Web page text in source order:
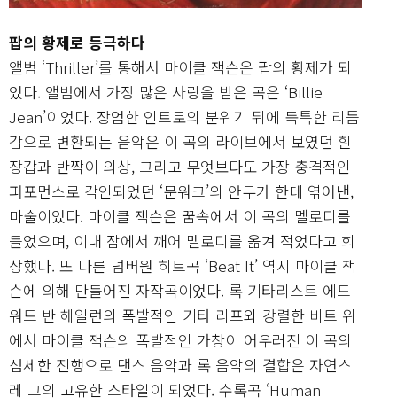
팝의 황제로 등극하다
앨범 ‘Thriller’를 통해서 마이클 잭슨은 팝의 황제가 되
었다. 앨범에서 가장 많은 사랑을 받은 곡은 ‘Billie
Jean’이었다. 장엄한 인트로의 분위기 뒤에 독특한 리듬
감으로 변환되는 음악은 이 곡의 라이브에서 보였던 흰
장갑과 반짝이 의상, 그리고 무엇보다도 가장 충격적인
퍼포먼스로 각인되었던 ‘문워크’의 안무가 한데 엮어낸,
마술이었다. 마이클 잭슨은 꿈속에서 이 곡의 멜로디를
들었으며, 이내 잠에서 깨어 멜로디를 옮겨 적었다고 회
상했다. 또 다른 넘버원 히트곡 ‘Beat It’ 역시 마이클 잭
슨에 의해 만들어진 자작곡이었다. 록 기타리스트 에드
워드 반 헤일런의 폭발적인 기타 리프와 강렬한 비트 위
에서 마이클 잭슨의 폭발적인 가창이 어우러진 이 곡의
섬세한 진행으로 댄스 음악과 록 음악의 결합은 자연스
레 그의 고유한 스타일이 되었다. 수록곡 ‘Human